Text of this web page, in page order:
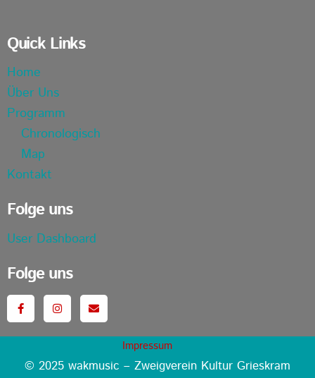
Quick Links
Home
Über Uns
Programm
Chronologisch
Map
Kontakt
Folge uns
User Dashboard
Folge uns
© 2025 wakmusic – Zweigverein Kultur Grieskram
Impressum